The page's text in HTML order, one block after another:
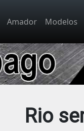
Amador Modelos
Rio